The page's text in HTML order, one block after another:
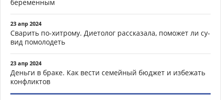
беременным
23 апр 2024
Сварить по-хитрому. Диетолог рассказала, поможет ли су-
вид помолодеть
23 апр 2024
Деньги в браке. Как вести семейный бюджет и избежать
конфликтов